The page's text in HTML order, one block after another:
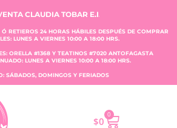
CLAUDIA TOBAR E.I.R.L.
RETIEROS 24 HORAS HÁBILES DESPUÉS DE COMPRAR
LUNES A VIERNES 10:00 A 18:00 HRS.
ORELLA #1368 Y TEATINOS #7020 ANTOFAGASTA
LUNES A VIERNES 10:00 A 18:00 HRS.
SÁBADOS, DOMINGOS Y FERIADOS
$0
0